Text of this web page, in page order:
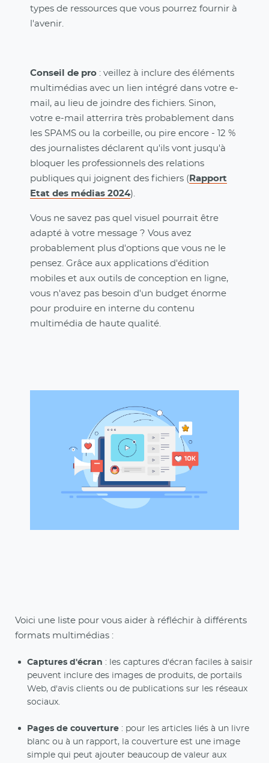
types de ressources que vous pourrez fournir à
l'avenir.
Conseil de pro : veillez à inclure des éléments
multimédias avec un lien intégré dans votre e-
mail, au lieu de joindre des fichiers. Sinon,
votre e-mail atterrira très probablement dans
les SPAMS ou la corbeille, ou pire encore - 12 %
des journalistes déclarent qu'ils vont jusqu'à
bloquer les professionnels des relations
publiques qui joignent des fichiers ( Rapport
Etat des médias 2024).
Vous ne savez pas quel visuel pourrait être
adapté à votre message ? Vous avez
probablement plus d'options que vous ne le
pensez. Grâce aux applications d'édition
mobiles et aux outils de conception en ligne,
vous n'avez pas besoin d'un budget énorme
pour produire en interne du contenu
multimédia de haute qualité.
Voici une liste pour vous aider à réfléchir à différents
formats multimédias :
Captures d'écran : les captures d'écran faciles à saisir
peuvent inclure des images de produits, de portails
Web, d'avis clients ou de publications sur les réseaux
sociaux.
Pages de couverture : pour les articles liés à un livre
blanc ou à un rapport, la couverture est une image
simple qui peut ajouter beaucoup de valeur aux